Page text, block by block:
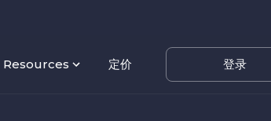
Resources 定价 登录